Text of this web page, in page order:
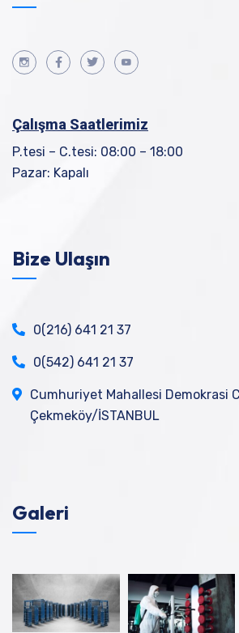
Çalışma Saatlerimiz
P.tesi – C.tesi: 08:00 – 18:00
Pazar: Kapalı
Bize Ulaşın
0(216) 641 21 37
0(542) 641 21 37
Cumhuriyet Mahallesi Demokrasi
Çekmeköy/İSTANBUL
Galeri